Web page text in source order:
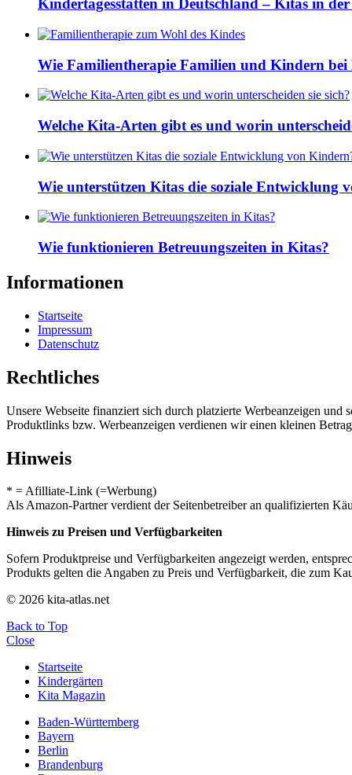
Kindertagesstätten in Deutschland – Kitas in der
Wie Familientherapie Familien und Kindern
Welche Kita-Arten gibt es und worin
Wie unterstützen Kitas die soziale Entwicklung
Wie funktionieren Betreuungszeiten in Kitas?
Informationen
Startseite
Impressum
Datenschutz
Rechtliches
Unsere Webseite finanziert sich durch platzierte Werbeanzeigen
Produktlinks bzw. Werbeanzeigen verdienen wir einen kleinen
Hinweis
* = Afilliate-Link (=Werbung)
Als Amazon-Partner verdient der Seitenbetreiber an qualifizierten
Hinweis zu Preisen und Verfügbarkeiten
Sofern Produktpreise und Verfügbarkeiten angezeigt werden,
Produkts gelten die Angaben zu Preis und Verfügbarkeit, die zum
© 2026 kita-atlas.net
Back to Top
Close
Startseite
Kindergärten
Kita Magazin
Baden-Württemberg
Bayern
Berlin
Brandenburg